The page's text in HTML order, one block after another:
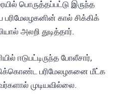
பொருத்தப்பட்டு இருந்த
பரிமேலழகனின் கால் சிக்கிக்
அலறி துடித்தார்.
ஈடுபட்டிருந்த போலீசார்,
பரிமேலழகனை மீட்க
முடியவில்லை.